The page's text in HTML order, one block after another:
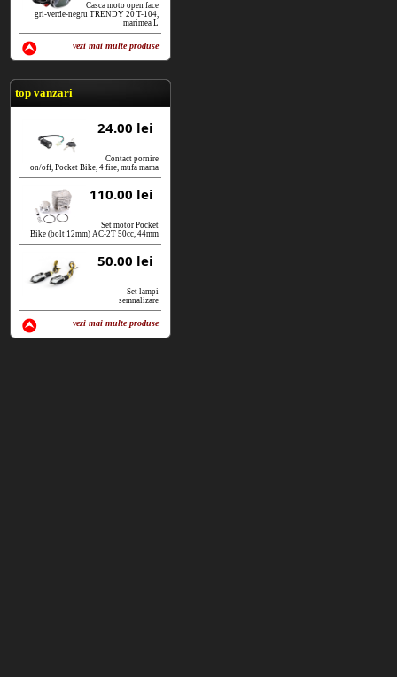
Casca moto open face
gri-verde-negru TRENDY 20 T-104,
marimea L
vezi mai multe produse
vezi produse
top vanzari
24.00 lei
Contact pornire
on/off, Pocket Bike, 4 fire, mufa mama
110.00 lei
Set motor Pocket
Bike (bolt 12mm) AC-2T 50cc, 44mm
50.00 lei
Set lampi
semnalizare
vezi mai multe produse
vezi produse